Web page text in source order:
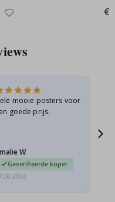
€
mooie posters voor
goede prijs.
W
Geverifieerde koper